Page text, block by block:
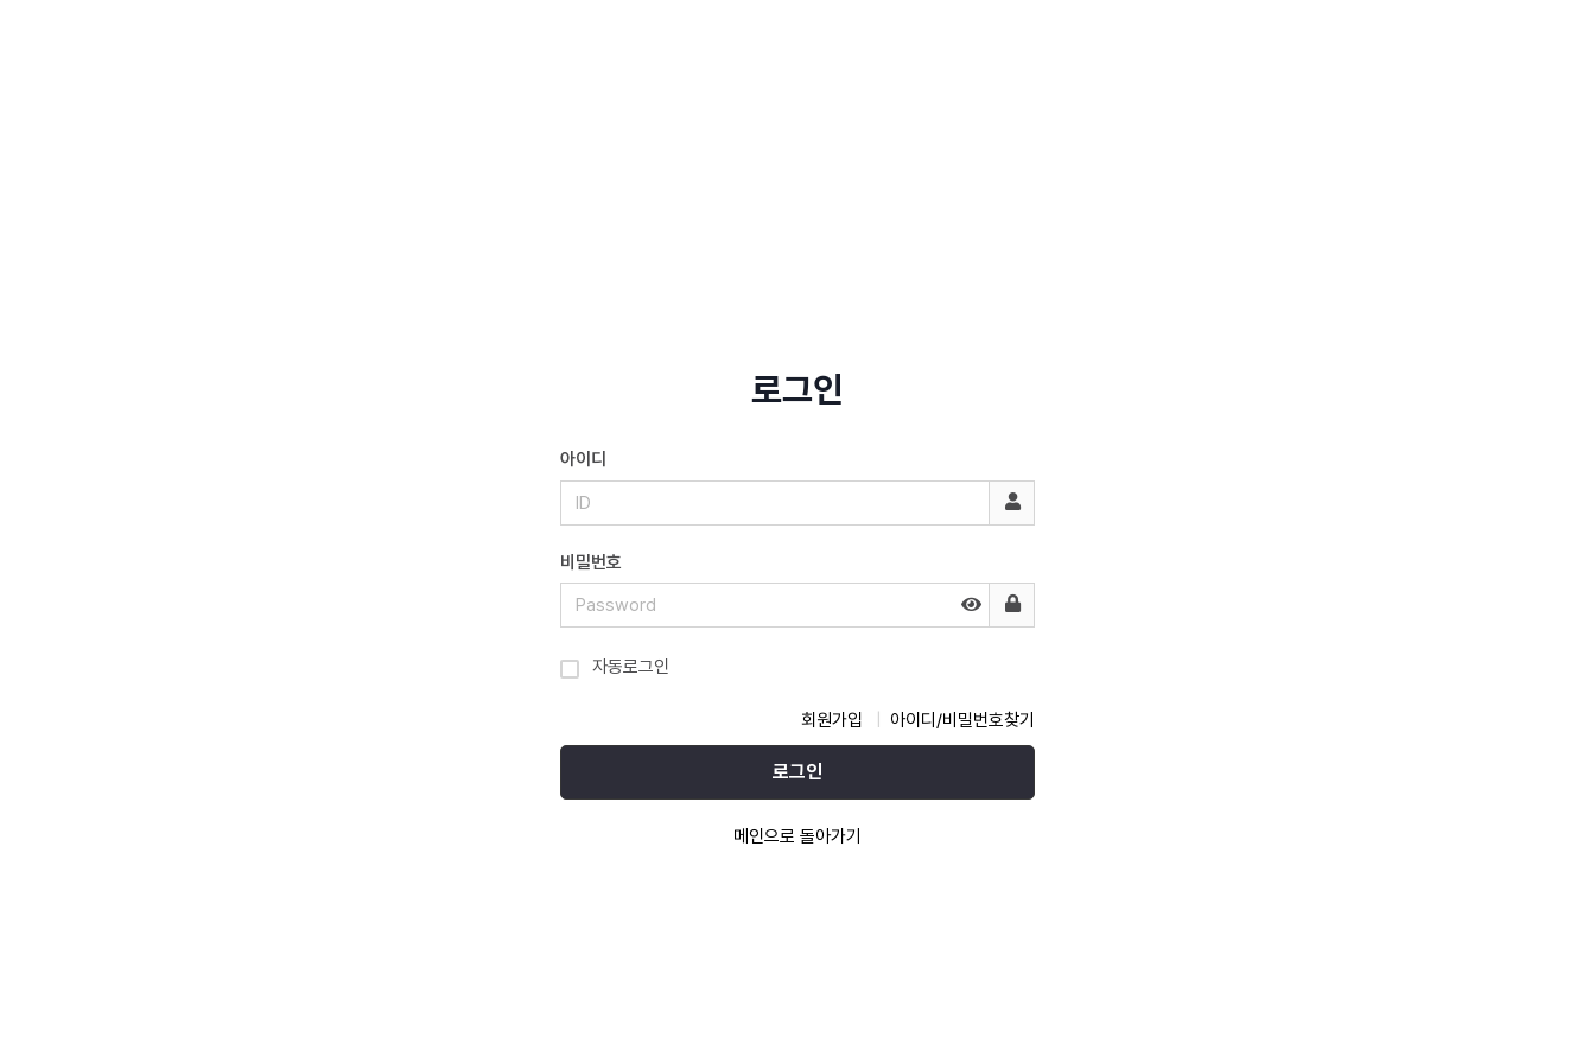
로그인
아이디
비밀번호
자동로그인
회원가입 아이디/비밀번호찾기
로그인
메인으로 돌아가기